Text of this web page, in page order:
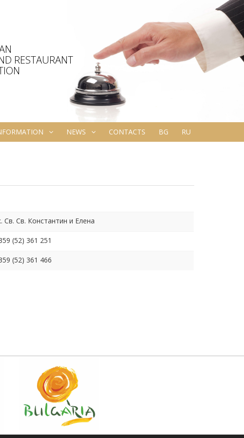
RESTAURANT
NEWS CONTACTS BG
RU
Св. Св. Константин и Елена
(52) 361 251
(52) 361 466